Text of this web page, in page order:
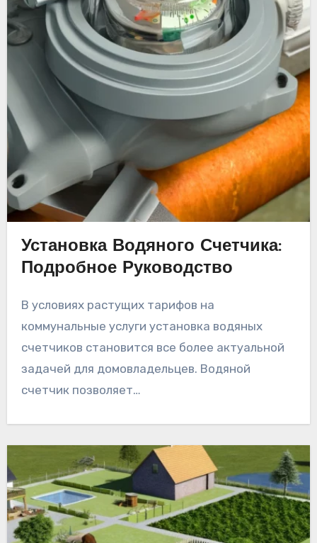
Установка Водяного Счетчика:
Подробное Руководство
В условиях растущих тарифов на
коммунальные услуги установка водяных
счетчиков становится все более актуальной
задачей для домовладельцев. Водяной
счетчик позволяет…